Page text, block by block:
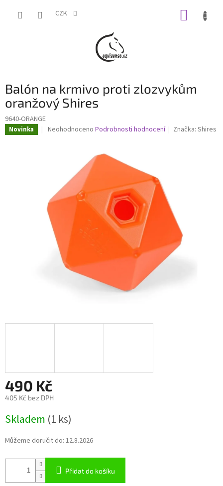
CZK
Balón na krmivo proti zlozvykům
oranžový Shires
9640-ORANGE
Novinka
Průměrné
hvězdiček.
Neohodnoceno Podrobnosti hodnocení Značka:Shires
490 Kč
405 Kč bez DPH
cena:
Skladem (1 ks)
Můžeme doručit do: 12.8.2026
Přidat do košíku